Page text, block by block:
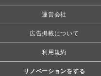
運営会社
広告掲載について
利用規約
リノベーションをする